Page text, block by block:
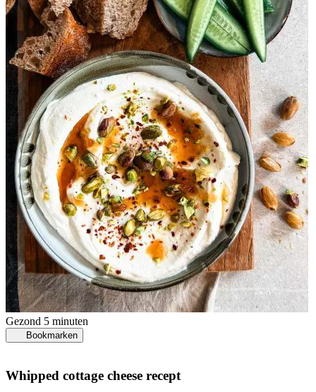
Gezond 5 minuten
Bookmarken
Whipped cottage cheese recept